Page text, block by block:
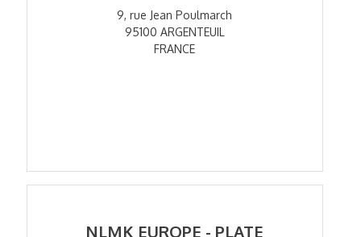
9, rue Jean Poulmarch
95100 ARGENTEUIL
FRANCE
NLMK EUROPE - PLATE